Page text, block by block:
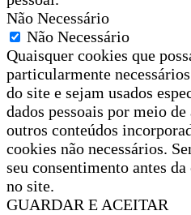
Não Necessário
Não Necessário
Quaisquer cookies que
particularmente
do site e sejam usados
dados pessoais por meio
outros conteúdos
cookies não necessários.
seu consentimento antes
no site.
GUARDAR E ACEITAR